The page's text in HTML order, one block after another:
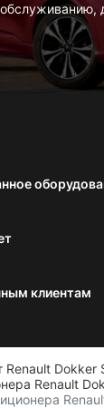
клиентам
Renault Dokker
Renault